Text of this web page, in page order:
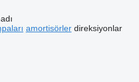
amortisörler direksiyonlar